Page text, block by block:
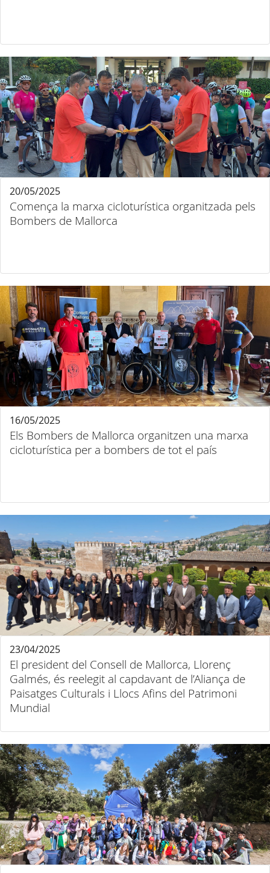
Comença la marxa cicloturística organitzada pels
Bombers de Mallorca
20/05/2025
Els Bombers de Mallorca organitzen una marxa
cicloturística per a bombers de tot el país
16/05/2025
El president del Consell de Mallorca, Llorenç
Galmés, és reelegit al capdavant de l’Aliança de
Paisatges Culturals i Llocs Afins del Patrimoni
Mundial
23/04/2025